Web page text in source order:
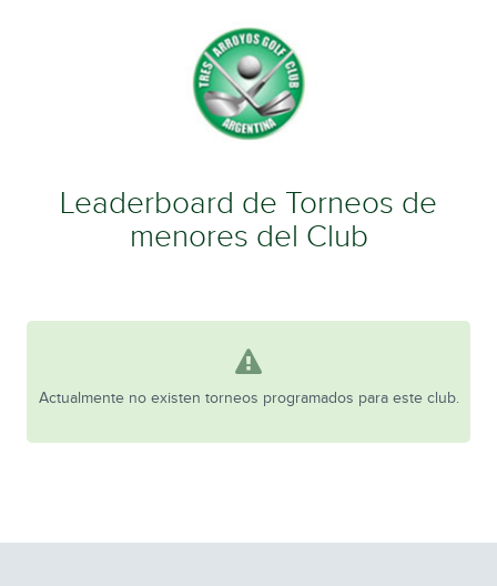
Leaderboard de Torneos de
menores del Club
Actualmente no existen torneos programados para este club.